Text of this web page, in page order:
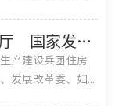
住房城乡建设部办公厅 国家发展改革委办公厅 国务院妇女儿童工作委员会办公室关于印发城市儿童友好空间建设可复制经验清单（第二批）的通知
产建设兵团住房
发展改革委、妇...